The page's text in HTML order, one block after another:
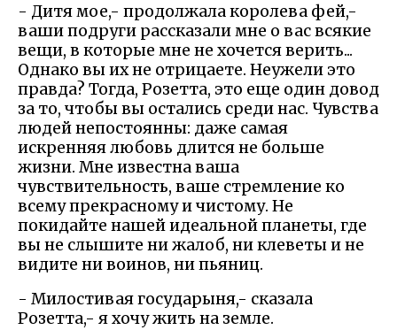
- Дитя мое,- продолжала королева фей,-
ваши подруги рассказали мне о вас всякие
вещи, в которые мне не хочется верить...
Однако вы их не отрицаете. Неужели это
правда? Тогда, Розетта, это еще один довод
за то, чтобы вы остались среди нас. Чувства
людей непостоянны: даже самая
искренняя любовь длится не больше
жизни. Мне известна ваша
чувствительность, ваше стремление ко
всему прекрасному и чистому. Не
покидайте нашей идеальной планеты, где
вы не слышите ни жалоб, ни клеветы и не
видите ни воинов, ни пьяниц.
- Милостивая государыня,- сказала
Розетта,- я хочу жить на земле.